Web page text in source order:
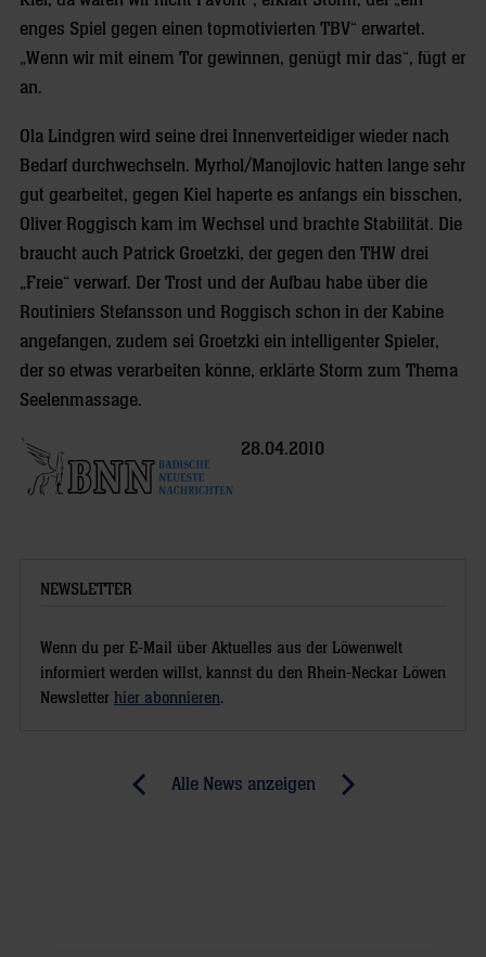
enges Spiel gegen einen topmotivierten TBV“ erwartet.
„Wenn wir mit einem Tor gewinnen, genügt mir das“, fügt er
an.
Ola Lindgren wird seine drei Innenverteidiger wieder nach
Bedarf durchwechseln. Myrhol/Manojlovic hatten lange sehr
gut gearbeitet, gegen Kiel haperte es anfangs ein bisschen,
Oliver Roggisch kam im Wechsel und brachte Stabilität. Die
braucht auch Patrick Groetzki, der gegen den THW drei
„Freie“ verwarf. Der Trost und der Aufbau habe über die
Routiniers Stefansson und Roggisch schon in der Kabine
angefangen, zudem sei Groetzki ein intelligenter Spieler,
der so etwas verarbeiten könne, erklärte Storm zum Thema
Seelenmassage.
28.04.2010
NEWSLETTER
Wenn du per E-Mail über Aktuelles aus der Löwenwelt
informiert werden willst, kannst du den Rhein-Neckar Löwen
Newsletter hier abonnieren.
Alle News anzeigen